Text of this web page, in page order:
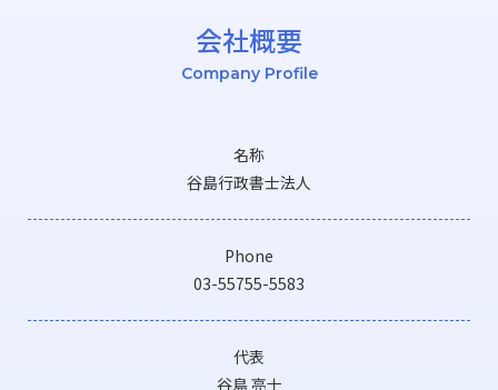
会社概要
Company Profile
名称
谷島行政書士法人
Phone
03-55755-5583
代表
谷島 亮士